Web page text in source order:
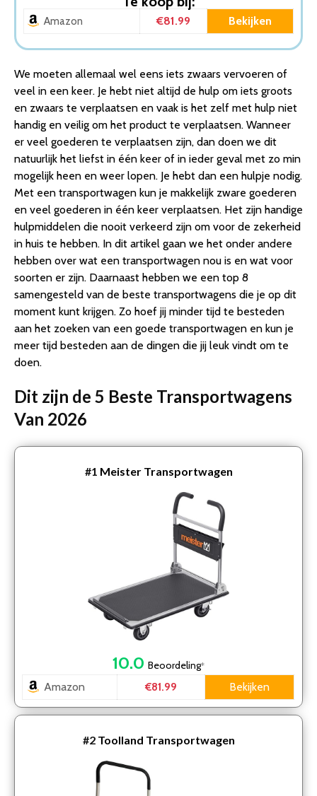
Amazon €81.99 Bekijken
We moeten allemaal wel eens iets zwaars vervoeren of
veel in een keer. Je hebt niet altijd de hulp om iets groots
en zwaars te verplaatsen en vaak is het zelf met hulp niet
handig en veilig om het product te verplaatsen. Wanneer
er veel goederen te verplaatsen zijn, dan doen we dit
natuurlijk het liefst in één keer of in ieder geval met zo min
mogelijk heen en weer lopen. Je hebt dan een hulpje nodig.
Met een transportwagen kun je makkelijk zware goederen
en veel goederen in één keer verplaatsen. Het zijn handige
hulpmiddelen die nooit verkeerd zijn om voor de zekerheid
in huis te hebben. In dit artikel gaan we het onder andere
hebben over wat een transportwagen nou is en wat voor
soorten er zijn. Daarnaast hebben we een top 8
samengesteld van de beste transportwagens die je op dit
moment kunt krijgen. Zo hoef jij minder tijd te besteden
aan het zoeken van een goede transportwagen en kun je
meer tijd besteden aan de dingen die jij leuk vindt om te
doen.
Dit zijn de 5 Beste Transportwagens
Van 2026
#1 Meister Transportwagen
10.0 Beoordeling*
Amazon €81.99 Bekijken
#2 Toolland Transportwagen